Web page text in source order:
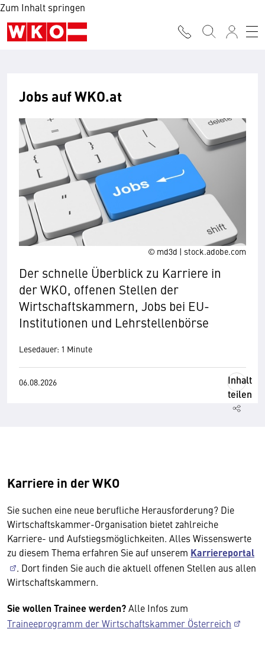
Zum Inhalt springen
© md3d | stock.adobe.com
Jobs auf WKO.at
Der schnelle Überblick zu Karriere in
der WKO, offenen Stellen der
Wirtschaftskammern, Jobs bei EU-
Institutionen und Lehrstellenbörse
Lesedauer: 1 Minute
06.08.2026
Inhalt
teilen
Karriere in der WKO
Sie suchen eine neue berufliche Herausforderung? Die
Wirtschaftskammer-Organisation bietet zahlreiche
Karriere- und Aufstiegsmöglichkeiten. Alles Wissenswerte
zu diesem Thema erfahren Sie auf unserem Karriereportal
. Dort finden Sie auch die aktuell offenen Stellen aus allen
Wirtschaftskammern.
Sie wollen Trainee werden?Alle Infos zum
Traineeprogramm der Wirtschaftskammer Österreich